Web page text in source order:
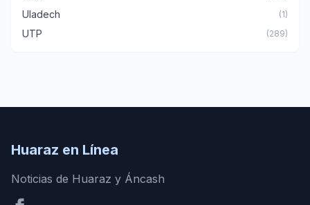
Uladech (1)
UTP (289)
Huaraz en Línea
Noticias de Huaraz y Áncash